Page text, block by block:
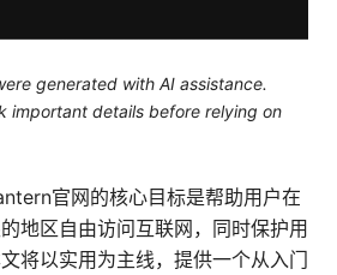
generated with AI assistance.
important details before relying on
官网的核心目标是帮助用户在
地区自由访问互联网，同时保护用
将以实用为主线，提供一个从入门